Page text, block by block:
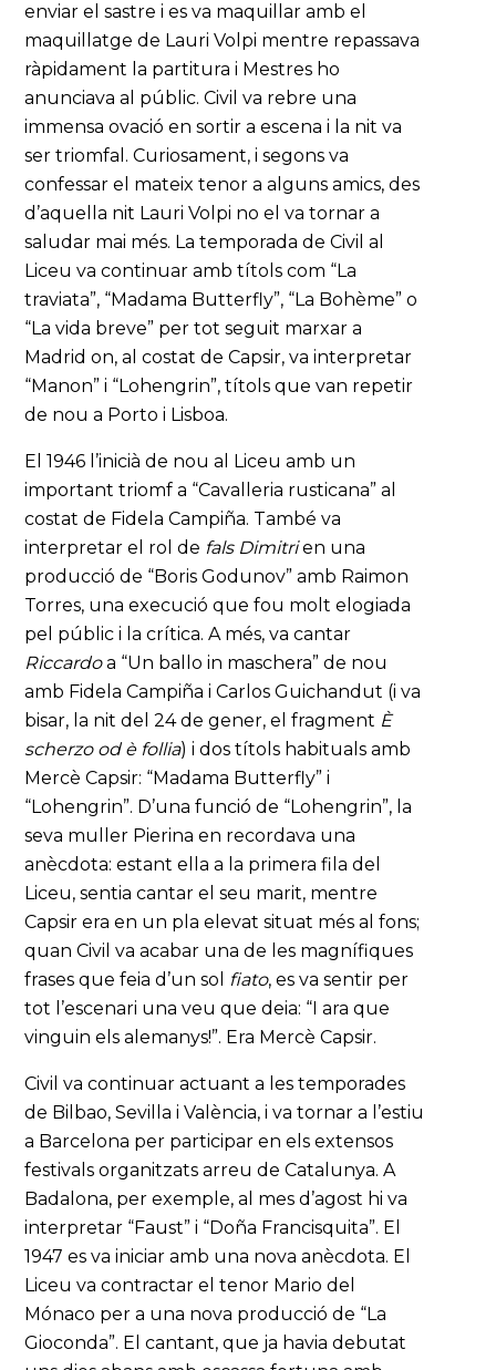
enviar el sastre i es va maquillar amb el
maquillatge de Lauri Volpi mentre repassava
ràpidament la partitura i Mestres ho
anunciava al públic. Civil va rebre una
immensa ovació en sortir a escena i la nit va
ser triomfal. Curiosament, i segons va
confessar el mateix tenor a alguns amics, des
d’aquella nit Lauri Volpi no el va tornar a
saludar mai més. La temporada de Civil al
Liceu va continuar amb títols com “La
traviata”, “Madama Butterfly”, “La Bohème” o
“La vida breve” per tot seguit marxar a
Madrid on, al costat de Capsir, va interpretar
“Manon” i “Lohengrin”, títols que van repetir
de nou a Porto i Lisboa.
El 1946 l’inicià de nou al Liceu amb un
important triomf a “Cavalleria rusticana” al
costat de Fidela Campiña. També va
interpretar el rol de fals Dimitrien una
producció de “Boris Godunov” amb Raimon
Torres, una execució que fou molt elogiada
pel públic i la crítica. A més, va cantar
Riccardoa “Un ballo in maschera” de nou
amb Fidela Campiña i Carlos Guichandut (i va
bisar, la nit del 24 de gener, el fragment È
scherzo od è follia) i dos títols habituals amb
Mercè Capsir: “Madama Butterfly” i
“Lohengrin”. D’una funció de “Lohengrin”, la
seva muller Pierina en recordava una
anècdota: estant ella a la primera fila del
Liceu, sentia cantar el seu marit, mentre
Capsir era en un pla elevat situat més al fons;
quan Civil va acabar una de les magnífiques
frases que feia d’un sol fiato, es va sentir per
tot l’escenari una veu que deia: “I ara que
vinguin els alemanys!”. Era Mercè Capsir.
Civil va continuar actuant a les temporades
de Bilbao, Sevilla i València, i va tornar a l’estiu
a Barcelona per participar en els extensos
festivals organitzats arreu de Catalunya. A
Badalona, per exemple, al mes d’agost hi va
interpretar “Faust” i “Doña Francisquita”. El
1947 es va iniciar amb una nova anècdota. El
Liceu va contractar el tenor Mario del
Mónaco per a una nova producció de “La
Gioconda”. El cantant, que ja havia debutat